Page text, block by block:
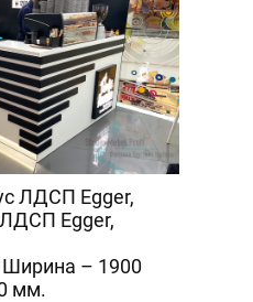
ЛДСП Egger,
Egger,
– 1900
мм.